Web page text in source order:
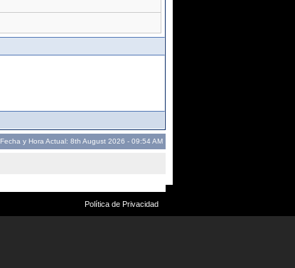
Fecha y Hora Actual: 8th August 2026 - 09:54 AM
Política de Privacidad